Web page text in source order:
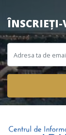
ÎNSCRIEȚI-